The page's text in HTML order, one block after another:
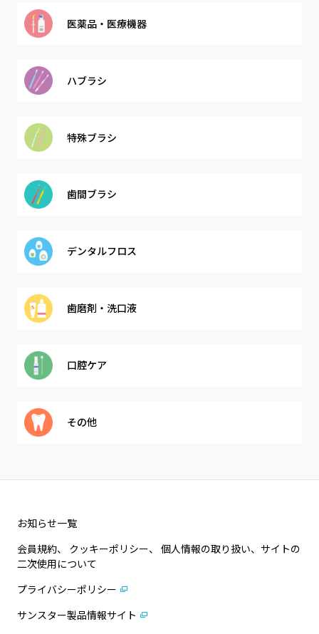
医薬品・ 医療機器
ハブラシ
特殊ブラシ
歯間ブラシ
デンタルフロス
歯磨剤・ 洗口液
口腔ケア
その他
お知らせ一覧
会員規約、 クッキーポリシー、 個人情報の取り扱い、サイトの
二次使用について
プライバシーポリシー
サンスター製品情報サイト